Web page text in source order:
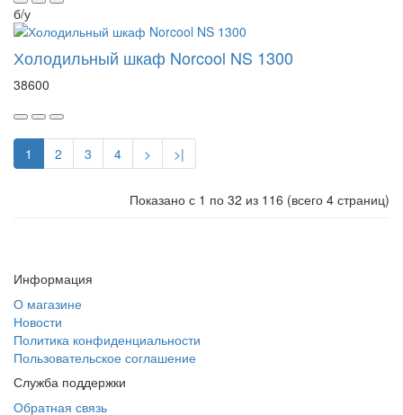
б/у
Холодильный шкаф Norcool NS 1300
38600
1 2 3 4 > >|
Показано с 1 по 32 из 116 (всего 4 страниц)
Информация
О магазине
Новости
Политика конфиденциальности
Пользовательское соглашение
Служба поддержки
Обратная связь